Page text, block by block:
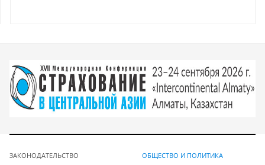
ЗАКОНОДАТЕЛЬСТВО
ОБЩЕСТВО И ПОЛИТИКА